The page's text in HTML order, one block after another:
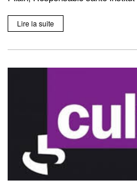
Lire la suite